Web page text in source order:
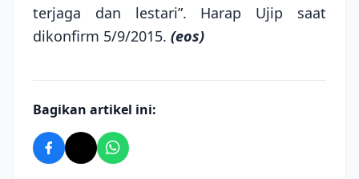
terjaga dan lestari”. Harap Ujip saat
dikonfirm 5/9/2015. (eos)
Bagikan artikel ini: